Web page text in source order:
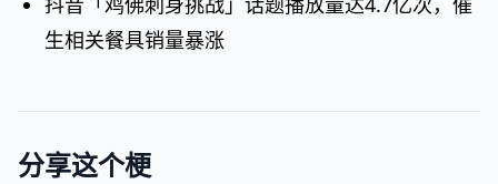
生相关餐具销量暴涨
分享这个梗